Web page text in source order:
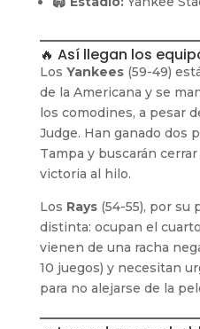
🔥 Así llegan los
Los Yankees(59-49)
de la Americana y se
los comodines, a pesar
Judge. Han ganado dos
Tampa y buscarán
victoria al hilo.
Los Rays(54-55), por su
distinta: ocupan el
vienen de una racha
10 juegos) y necesitan
para no alejarse de la